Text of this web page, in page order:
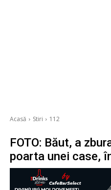
Acasă Stiri 112
FOTO: Băut, a
poarta unei case,